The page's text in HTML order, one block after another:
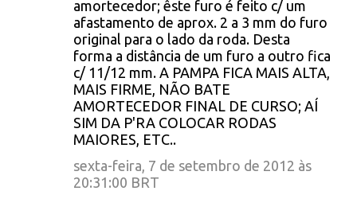
amortecedor; êste furo é feito c/ um
afastamento de aprox. 2 a 3 mm do furo
original para o lado da roda. Desta
forma a distância de um furo a outro fica
c/ 11/12 mm. A PAMPA FICA MAIS ALTA,
MAIS FIRME, NÃO BATE
AMORTECEDOR FINAL DE CURSO; AÍ
SIM DA P'RA COLOCAR RODAS
MAIORES, ETC..
sexta-feira, 7 de setembro de 2012 às
20:31:00 BRT